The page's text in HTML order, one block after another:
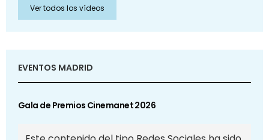
Ver todos los vídeos
EVENTOS MADRID
Gala de Premios Cinemanet 2026